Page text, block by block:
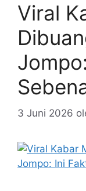
Viral
3 Juni 2026